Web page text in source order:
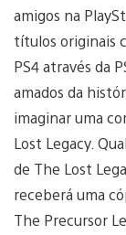
amigos na
títulos originais
PS4 através da
amados da
imaginar uma
Lost Legacy.
de The Lost
receberá uma
The Precursor